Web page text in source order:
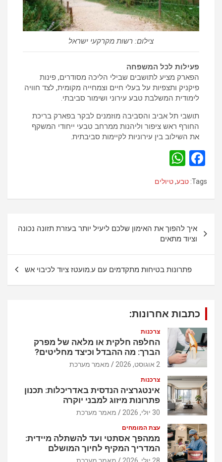
צילום: רשות מקרקעי ישראל
פעילות לכל המשפחה
הפארק מציע לתושבים שבילי הליכה מסודרים, פינות
פיקניק ותצפיות על בעלי חיים וצמחייה מקומית, לצד חוויה
לימודית המשלבת טבע עירוני ושימור סביבתי.
תושבי תל אביב והסביבה מוזמנים לבקר בפארק בריכת
החורף ראש ציפור וליהנות ממרחב טבעי ייחודי המשקף
את השילוב בין עירוניות לקיימות סביבתית.
F
ce
b
o
o
k
h
at
s
A
p
p
Tags: טבע,טיולים
ו
ט
איך להפוך את האימון שלכם ליעיל יותר בעזרת תזונה נכונה
וציוד מתאים
פתרונות בטיחות מתקדמים עם ע.מועטז ציוד לכיבוי אש
כתבות אחרונות:
צרכנות
החלפה חלקית או מלאה של מפרק
הברך: מה ההבדל וכיצד מחליטים?
2 אוגוסט, 2026 מאמר מערכת
צרכנות
אינטגרציה הנדסית באדריכלות: תכנון
פתרונות מיזוג למבני יוקרה
30 יולי, 2026 מאמר מערכת
עצת המומחים
ממהפך אסתטי ועד להשתלה מיידית:
המדריך המקיף לחיוך המושלם